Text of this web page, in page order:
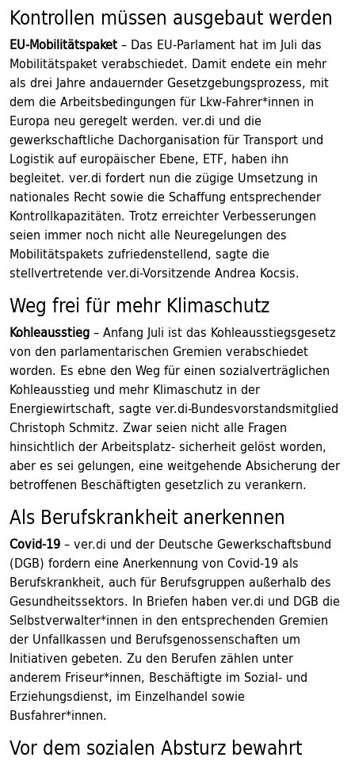
Kontrollen müssen ausgebaut werden
EU-Mobilitätspaket– Das EU-Parlament hat im Juli das
Mobilitätspaket verabschiedet. Damit endete ein mehr
als drei Jahre andauernder Gesetzgebungsprozess, mit
dem die Arbeitsbedingungen für Lkw-Fahrer*innen in
Europa neu geregelt werden. ver.di und die
gewerkschaftliche Dachorganisation für Transport und
Logistik auf europäischer Ebene, ETF, haben ihn
begleitet. ver.di fordert nun die zügige Umsetzung in
nationales Recht sowie die Schaffung entsprechender
Kontrollkapazitäten. Trotz erreichter Verbesserungen
seien immer noch nicht alle Neuregelungen des
Mobilitätspakets zufriedenstellend, sagte die
stellvertretende ver.di-Vorsitzende Andrea Kocsis.
Weg frei für mehr Klimaschutz
Kohleausstieg– Anfang Juli ist das Kohleausstiegsgesetz
von den parlamentarischen Gremien verabschiedet
worden. Es ebne den Weg für einen sozialverträglichen
Kohleausstieg und mehr Klimaschutz in der
Energiewirtschaft, sagte ver.di-Bundesvorstandsmitglied
Christoph Schmitz. Zwar seien nicht alle Fragen
hinsichtlich der Arbeitsplatz- sicherheit gelöst worden,
aber es sei gelungen, eine weitgehende Absicherung der
betroffenen Beschäftigten gesetzlich zu verankern.
Als Berufskrankheit anerkennen
Covid-19– ver.di und der Deutsche Gewerkschaftsbund
(DGB) fordern eine Anerkennung von Covid-19 als
Berufskrankheit, auch für Berufsgruppen außerhalb des
Gesundheitssektors. In Briefen haben ver.di und DGB die
Selbstverwalter*innen in den entsprechenden Gremien
der Unfallkassen und Berufsgenossenschaften um
Initiativen gebeten. Zu den Berufen zählen unter
anderem Friseur*innen, Beschäftigte im Sozial- und
Erziehungsdienst, im Einzelhandel sowie
Busfahrer*innen.
Vor dem sozialen Absturz bewahrt